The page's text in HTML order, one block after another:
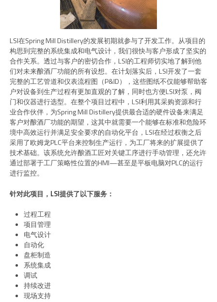
LSI在Spring Mill Distillery的发展初期就参与了开发工作。从项目的
构思到完整的系统集成和电气设计，我们很快与客户形成了坚实的
合作关系。透过与客户的密切合作，LSI的工程师切实地了解到他
们对未来酿酒厂功能的所有设想。在计划落实后，LSI开发了一套
完整的工艺管道和仪表流程图（P&ID），这些图纸不仅能够帮助客
户对设备到生产过程有更加直观的了解，同时也方便LSI对泵，阀
门和仪器进行选型。在整个项目过程中，LSI利用其采购资源和行
业合作伙伴，为Spring Mill Distillery提供最合适的硬件设备来满足
客户对酿酒厂功能的期望，这其中就需要一个能够在标准和危险环
境中高效运行并满足安全要求的自动化平台，LSI在经过权衡之后
采用了欧姆龙PLC平台来控制生产运行，为工厂将来的扩展提供了
技术基础。该系统允许酿酒工匠对关键工序进行手动管理，还允许
通过部署于工厂策略性位置的HMI—甚至是平板电脑对PLC的运行
进行监控。
针对此项目，LSI提供了以下服务：
过程工程
项目管理
电气设计
自动化
盘柜制造
系统集成
调试
持续改进
现场支持